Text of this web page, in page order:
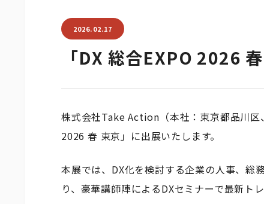
2026.02.17
「DX 総合EXPO 2026
株式会社Take Action（本社：東京都品川
2026 春 東京」に出展いたします。
本展では、DX化を検討する企業の人事、総
り、豪華講師陣によるDXセミナーで最新ト